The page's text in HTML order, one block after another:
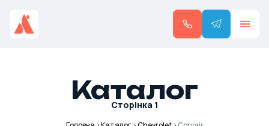
Каталог
Сторінка 1